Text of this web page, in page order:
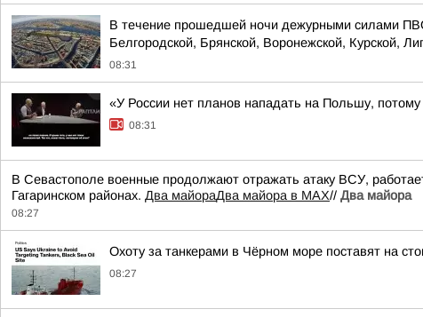
В течение прошедшей ночи дежурными силами ПВО
Белгородской, Брянской, Воронежской, Курской,
08:31
«У России нет планов нападать на Польшу,
08:31
В Севастополе военные продолжают отражать атаку ВСУ,
Гагаринском районах. Два майораДва майора в МАХ// Два майора
08:27
Охоту за танкерами в Чёрном море поставят на
08:27